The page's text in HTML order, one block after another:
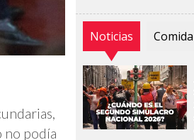
no podía
Noticias Comida